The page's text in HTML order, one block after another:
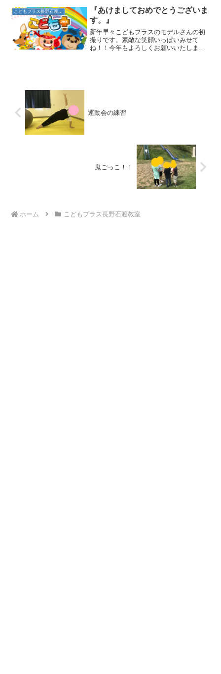
持っているフープ...
こどもプラス長野石渡教室
『あけましておめでとうございま
す。』
新年早々こどもプラスのモデルさんの初
撮りです。素敵な笑顔いっぱいみせて
ね！！今年もよろしくお願いいたしま
運動会の練習
鬼ごっこ！！
ホーム こどもプラス長野石渡教室